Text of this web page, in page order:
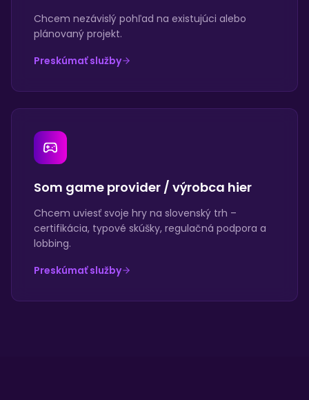
Chcem nezávislý pohľad na existujúci alebo
plánovaný projekt.
Preskúmať služby
Som game provider / výrobca hier
Chcem uviesť svoje hry na slovenský trh –
certifikácia, typové skúšky, regulačná podpora a
lobbing.
Preskúmať služby